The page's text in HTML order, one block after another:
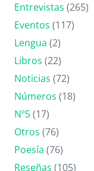
Entrevistas (265)
Eventos (117)
Lengua (2)
Libros (22)
Noticias (72)
Números (18)
Nº5(17)
Otros (76)
Poesía (76)
Reseñas (105)